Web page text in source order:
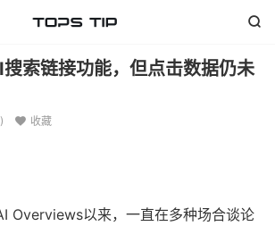

索链接功能，但点击数据仍未
)  收藏
Overviews以来，一直在多种场合谈论